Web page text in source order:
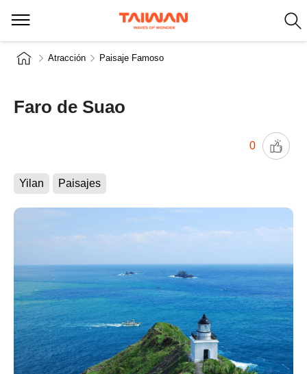
Atracción Paisaje Famoso
Faro de Suao
0
Yilan Paisajes